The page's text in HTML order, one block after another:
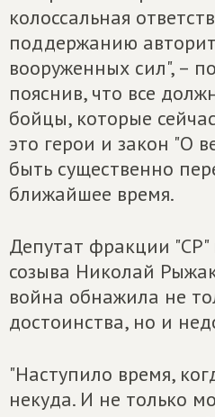
колоссальная
поддержанию
вооруженных сил", –
пояснив, что все
бойцы, которые
это герои и закон "О
быть существенно
ближайшее время.
Депутат фракции "СР"
созыва Николай
война обнажила не
достоинства, но и
"Наступило время,
некуда. И не только